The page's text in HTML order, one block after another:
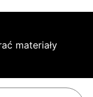
materiały